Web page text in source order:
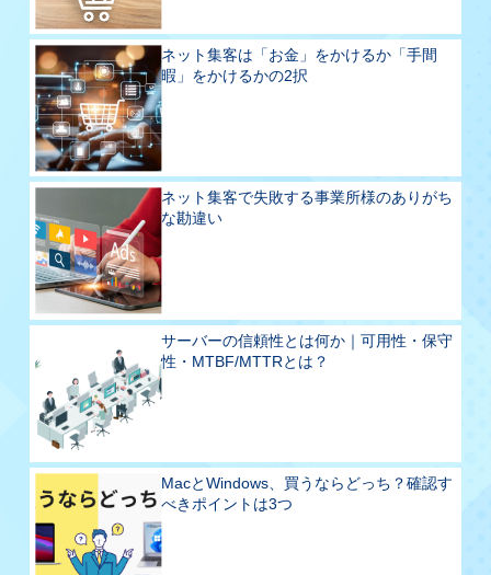
ネット集客は「お金」をかけるか「手間
暇」をかけるかの2択
ネット集客で失敗する事業所様のありがち
な勘違い
サーバーの信頼性とは何か｜可用性・保守
性・MTBF/MTTRとは？
MacとWindows、買うならどっち？確認す
べきポイントは3つ